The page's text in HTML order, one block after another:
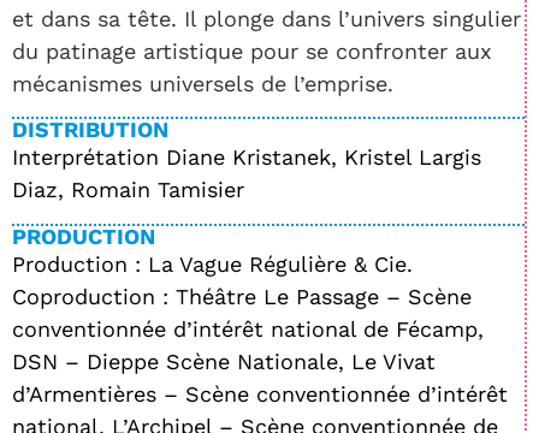
et dans sa tête. Il plonge dans l’univers singulier
du patinage artistique pour se confronter aux
mécanismes universels de l’emprise.
DISTRIBUTION
Interprétation Diane Kristanek, Kristel Largis
Diaz, Romain Tamisier
PRODUCTION
Production : La Vague Régulière & Cie.
Coproduction : Théâtre Le Passage – Scène
conventionnée d’intérêt national de Fécamp,
DSN – Dieppe Scène Nationale, Le Vivat
d’Armentières – Scène conventionnée d’intérêt
national, L’Archipel – Scène conventionnée de